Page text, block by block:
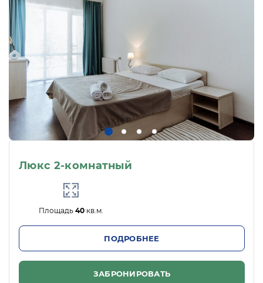
Люкс 2-комнатный
Площадь 40кв.м.
ПОДРОБНЕЕ
ЗАБРОНИРОВАТЬ